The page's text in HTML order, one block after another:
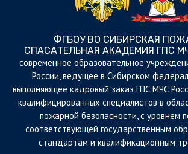
ФГБОУ ВО СИБИРСКАЯ
СПАСАТЕЛЬНАЯ АКАДЕМИЯ ГПС
cовременное образовательное
России, ведущее в Сибирском
выполняющее кадровый заказ ГПС МЧС
квалифицированных специалистов в
пожарной безопасности, с уровнем
соответствующей государственным
стандартам и квалификационным